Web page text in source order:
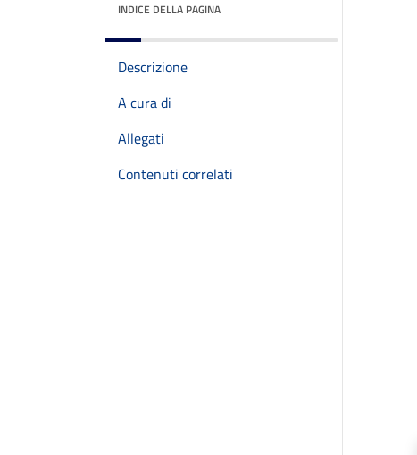
INDICE DELLA PAGINA
Descrizione
A cura di
Allegati
Contenuti correlati